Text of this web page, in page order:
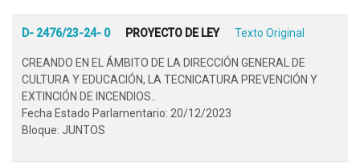
D- 2476/23-24- 0 PROYECTO DE LEY Texto Original
CREANDO EN EL ÁMBITO DE LA DIRECCIÓN GENERAL DE
CULTURA Y EDUCACIÓN, LA TECNICATURA PREVENCIÓN Y
EXTINCIÓN DE INCENDIOS..
Fecha Estado Parlamentario: 20/12/2023
Bloque: JUNTOS